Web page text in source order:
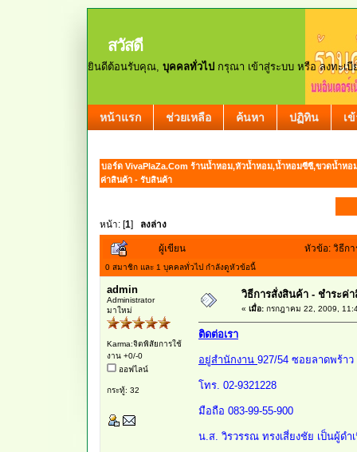
สวัสดี
ยินดีต้อนรับคุณ, บุคคลทั่วไป กรุณา เข้าสู่ระบบ หรือลงทะเบี
หน้าแรก ช่วยเหลือ ค้นหา ปฏิทิน เ
บอร์ด VivaPlaZa.Com ร้านน้ำหอม,หัวน้ำหอม,น้ำหอมซีซี,ขวดน้ำหอ
ค่าสินค้า - รับสินค้า
หน้า: [1] ลงล่าง
ผู้เขียน หัวข้อ: วิธีก
0 สมาชิก และ 1 บุคคลทั่วไป กำลังดูหัวข้อนี้
admin
Administrator
มาใหม่
Karma:จิตพิสัยการใช้
งาน +0/-0
ออฟไลน์
กระทู้: 32
วิธีการสั่งสินค้า - ชำระค่
« เมื่อ: กรกฎาคม 22, 2009,
ติดต่อเรา
อยู่สำนักงาน 927/54 ซอยลาดพร้า
โทร. 02-9321228
มือถือ 083-99-55-900
น.ส. วิรวรรณ ทรงเสี่ยงชัย เป็นผู้ดำ